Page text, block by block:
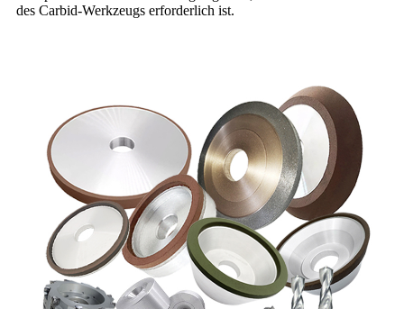
des Carbid-Werkzeugs erforderlich ist.